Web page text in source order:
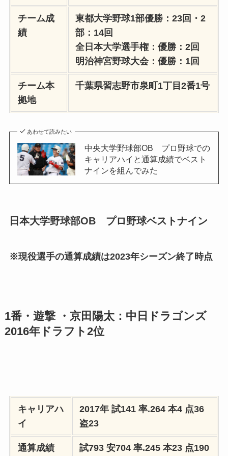
チーム成
績
東都大学野球1部優勝：23回・2
部：14回
全日本大学選手権：優勝：2回
明治神宮野球大会：優勝：1回
チーム本
拠地
千葉県習志野市泉町1丁目2番1号
あわせて読みたい
中央大学野球部OB プロ野球での
キャリアハイと通算成績でベスト
ナインを組んでみた
日本大学野球部OB プロ野球ベストナイン
※現役選手の通算成績は2023年シーズン終了時点
1番・遊撃 ・京田陽太：中日ドラゴンズ
2016年ドラフト2位
キャリアハ
イ
2017年 試141 率.264 本4 点36
盗23
通算成績
試793 安704 率.245 本23 点190